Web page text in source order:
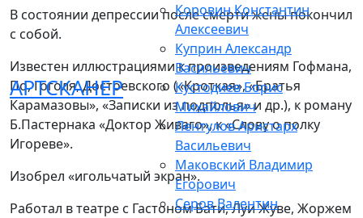
АРТСКАНЕР
Коровин Константин
Алексеевич
Куприн Александр
Васильевич
Кустодиев Борис
Михайлович
Лентулов Аристарх
Васильевич
Маковский Владимир
Егорович
Серов Валентин
В состоянии депрессии после смерти жены покончил
с собой.
Известен иллюстрациями к произведениям Гофмана,
По, Гоголя, Достоевского («Кроткая», «Братья
Карамазовы», «Записки из подполья» и др.), к роману
Б.Пастернака «Доктор Живаго», к «Слову о полку
Игореве».
Изобрел «игольчатый экран».
Работал в театре с Гастоном Бати, Луи Жуве, Жоржем